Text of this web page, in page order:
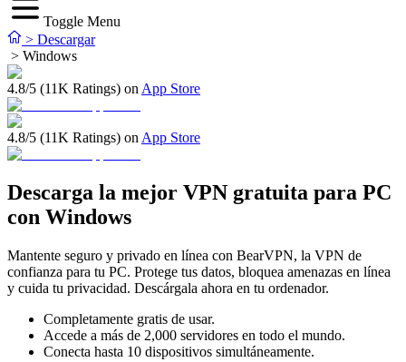
Toggle Menu
> Descargar
> Windows
4.8/5 (11K Ratings) on App Store
4.8/5 (11K Ratings) on App Store
Descarga la mejor VPN gratuita para PC
con Windows
Mantente seguro y privado en línea con BearVPN, la VPN de
confianza para tu PC. Protege tus datos, bloquea amenazas en línea
y cuida tu privacidad. Descárgala ahora en tu ordenador.
Completamente gratis de usar.
Accede a más de 2,000 servidores en todo el mundo.
Conecta hasta 10 dispositivos simultáneamente.